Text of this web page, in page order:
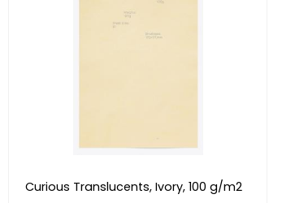
Curious Translucents, Ivory, 100 g/m2